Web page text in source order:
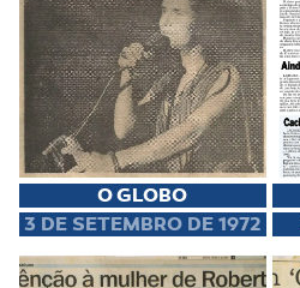
O GLOBO
3 DE SETEMBRO DE 1972